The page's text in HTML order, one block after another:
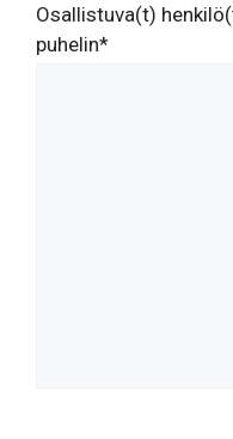
Osallistuva(t)
puhelin*